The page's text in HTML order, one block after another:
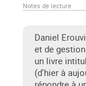
Notes de lecture
Daniel
et de
un livre
(d'hier à